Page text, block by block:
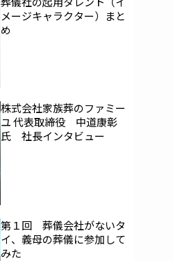
メージキャラクター）まと
め
株式会社家族葬のファミー
ユ 代表取締役 中道康彰
氏 社長インタビュー
第１回 葬儀会社がないタ
イ、義母の葬儀に参加して
みた